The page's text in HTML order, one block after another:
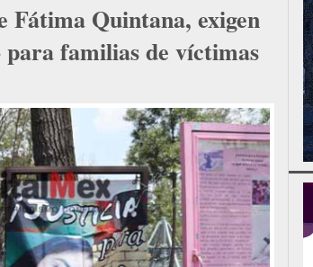
Fátima Quintana, exigen
familias de víctimas